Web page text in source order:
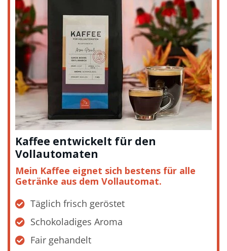
Kaffee entwickelt für den
Vollautomaten
Mein Kaffee eignet sich bestens für alle
Getränke aus dem Vollautomat.
Täglich frisch geröstet
Schokoladiges Aroma
Fair gehandelt